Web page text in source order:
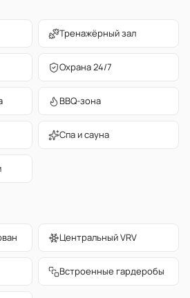
Тренажёрный зал
Охрана 24/7
BBQ-зона
Спа и сауна
Центральный VRV
Встроенные гардеробы